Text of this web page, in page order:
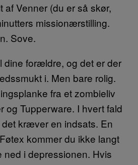
af Venner (du er så skør,
missionærstilling.
Sove.
dine forældre, og det er der
i. Men bare rolig.
fra et zombieliv
og Tupperware. I hvert fald
kræver en indsats. En
kommer du ikke langt
i depressionen. Hvis